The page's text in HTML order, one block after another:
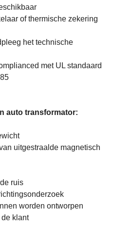
of thermische zekering
het technische
met UL standaard
auto transformator:
uitgestraalde magnetisch
ruis
worden ontworpen
klant